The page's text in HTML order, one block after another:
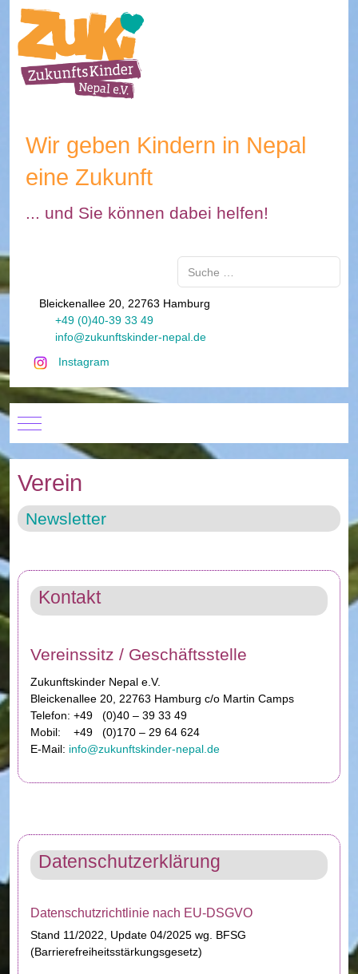
Wir geben Kindern in Nepal
eine Zukunft
... und Sie können dabei helfen!
Bleickenallee 20, 22763 Hamburg
+49 (0)40-39 33 49
info@zukunftskinder-nepal.de
Instagram
Mobile Menu Toggle
Verein
Newsletter
Kontakt
Vereinssitz / Geschäftsstelle
Zukunftskinder Nepal e.V.
Bleickenallee 20, 22763 Hamburg c/o Martin Camps
Telefon: +49 (0)40 – 39 33 49
Mobil: +49 (0)170 – 29 64 624
E-Mail: info@zukunftskinder-nepal.de
Datenschutzerklärung
Datenschutzrichtlinie nach EU-DSGVO
Stand 11/2022, Update 04/2025 wg. BFSG
(Barrierefreiheitsstärkungsgesetz)